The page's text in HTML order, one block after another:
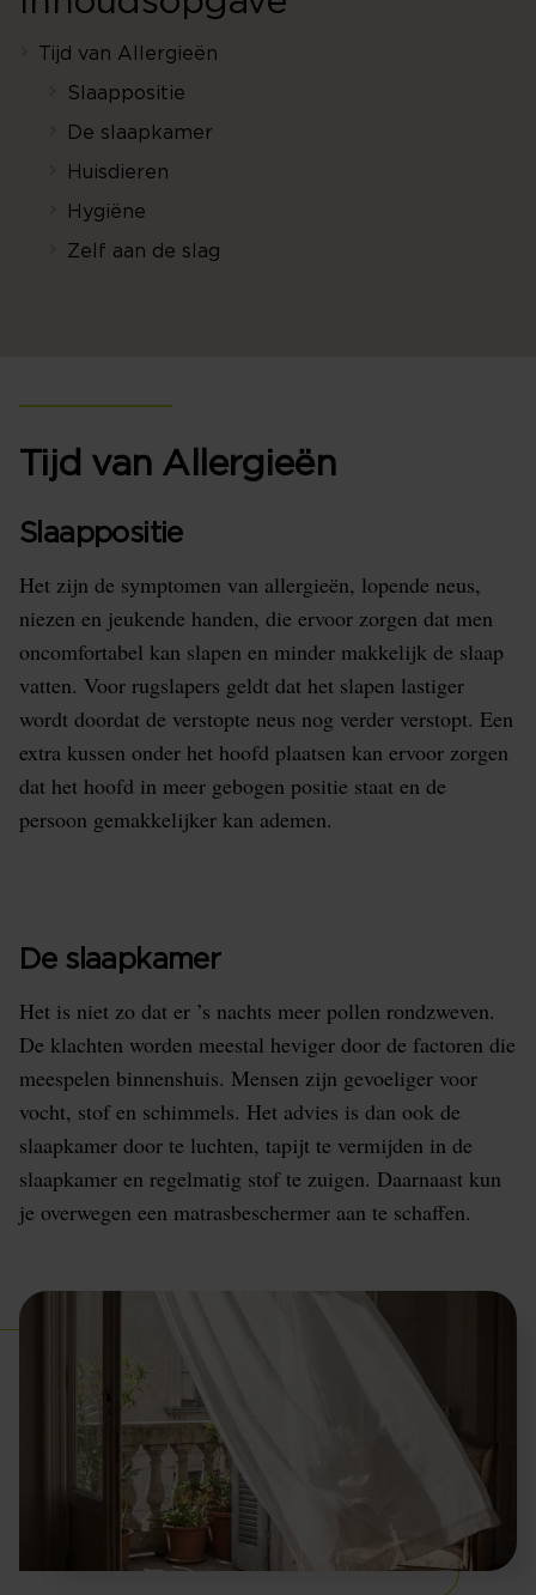
Tijd van Allergieën
Slaappositie
De slaapkamer
Huisdieren
Hygiëne
Zelf aan de slag
Tijd van Allergieën
Slaappositie
Het zijn de symptomen van allergieën, lopende neus,
niezen en jeukende handen, die ervoor zorgen dat men
oncomfortabel kan slapen en minder makkelijk de slaap
vatten. Voor rugslapers geldt dat het slapen lastiger
wordt doordat de verstopte neus nog verder verstopt. Een
extra kussen onder het hoofd plaatsen kan ervoor zorgen
dat het hoofd in meer gebogen positie staat en de
persoon gemakkelijker kan ademen.
De slaapkamer
Het is niet zo dat er ’s nachts meer pollen rondzweven.
De klachten worden meestal heviger door de factoren die
meespelen binnenshuis. Mensen zijn gevoeliger voor
vocht, stof en schimmels. Het advies is dan ook de
slaapkamer door te luchten, tapijt te vermijden in de
slaapkamer en regelmatig stof te zuigen. Daarnaast kun
je overwegen een matrasbeschermer aan te schaffen.